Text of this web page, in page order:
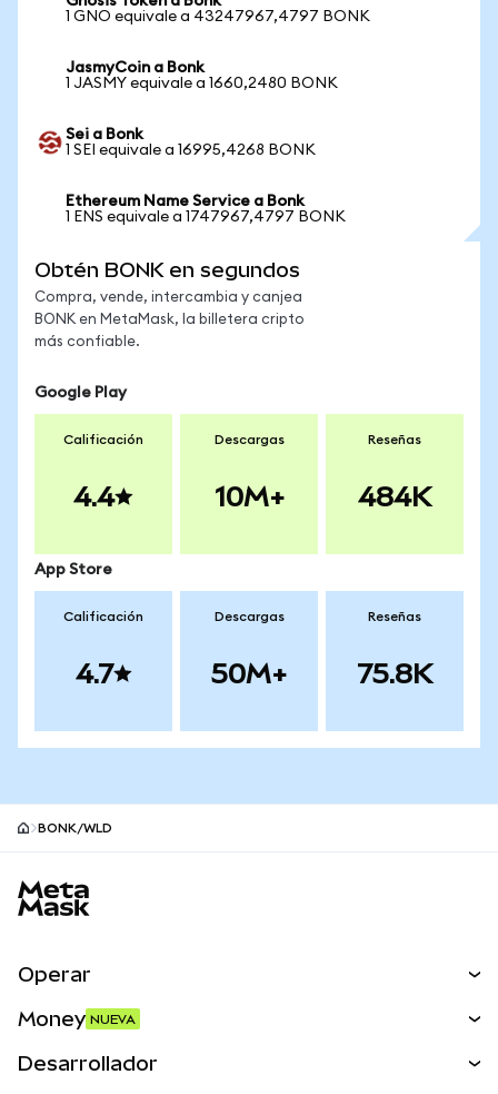
1 GNO equivale a 43247967,4797 BONK
JasmyCoin a Bonk
1 JASMY equivale a 1660,2480 BONK
Sei a Bonk
1 SEI equivale a 16995,4268 BONK
Ethereum Name Service a Bonk
1 ENS equivale a 1747967,4797 BONK
Obtén BONK en segundos
Compra, vende, intercambia y canjea
BONK en MetaMask, la billetera cripto
más confiable.
Google Play
Calificación
4.4
Descargas
10M+
Reseñas
484K
App Store
Calificación
4.7
Descargas
50M+
Reseñas
75.8K
BONK/WLD
Operar
Money NUEVA
Desarrollador